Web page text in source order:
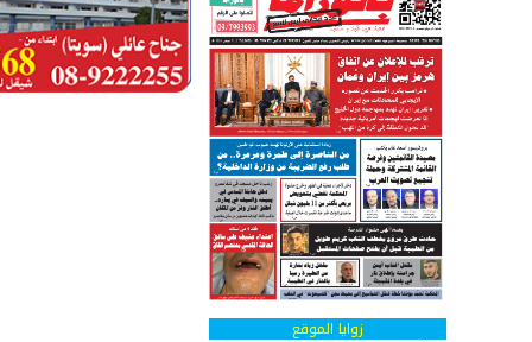
زوايا الموقع